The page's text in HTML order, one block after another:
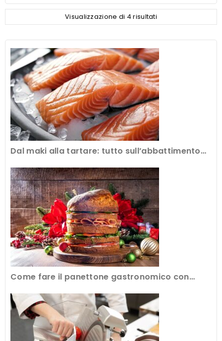
Visualizzazione di 4 risultati
Dal maki alla tartare: tutto sull’abbattimento
Come fare il panettone gastronomico con